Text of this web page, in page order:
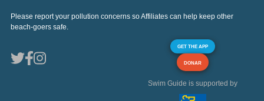
Please report your pollution concerns so Affiliates can help keep other
beach-goers safe.
GET THE APP
DONAR
Swim Guide is supported by